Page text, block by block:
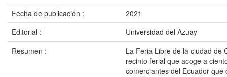
Fecha de publicación :
2021
Editorial :
Universidad del Azuay
Resumen :
La Feria Libre de la ciudad de
recinto ferial que acoge a
comerciantes del Ecuador que